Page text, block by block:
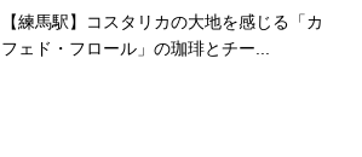
【練馬駅】コスタリカの大地を感じる「カ
フェド・フロール」の珈琲とチー...